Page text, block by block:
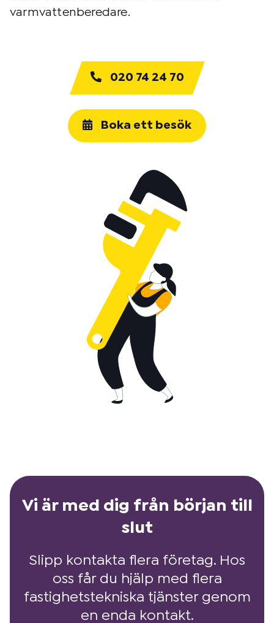
varmvattenberedare.
020 74 24 70
Boka ett besök
Vi är med dig från början till
slut
Slipp kontakta flera företag. Hos
oss får du hjälp med flera
fastighetstekniska tjänster genom
en enda kontakt.